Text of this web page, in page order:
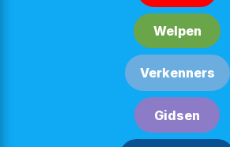
Welpe​​n
Verken​​n​​ers
G​​id​​sen